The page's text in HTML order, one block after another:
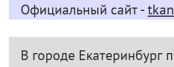
Официальный сайт -
В городе Екатеринбург